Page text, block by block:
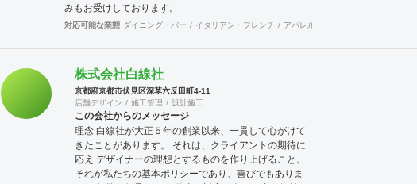
みもお受けしております。
対応可能な業態 ダイニング・バー イタリアン・フレンチ アパレル
株式会社白線社
京都府京都市伏見区深草六反田町4-11
店舗デザイン
施工管理 設計施工
この会社からのメッセージ
理念 白線社が大正５年の創業以来、一貫して心がけて
きたことがあります。 それは、クライアントの期待に
応え デザイナーの理想とするものを作り上げること。
それが私たちの基本ポリシーであり、喜びでもありま